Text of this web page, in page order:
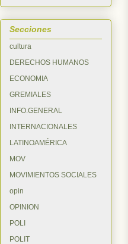
Secciones
cultura
DERECHOS HUMANOS
ECONOMIA
GREMIALES
INFO.GENERAL
INTERNACIONALES
LATINOAMÉRICA
MOV
MOVIMIENTOS SOCIALES
opin
OPINION
POLI
POLIT